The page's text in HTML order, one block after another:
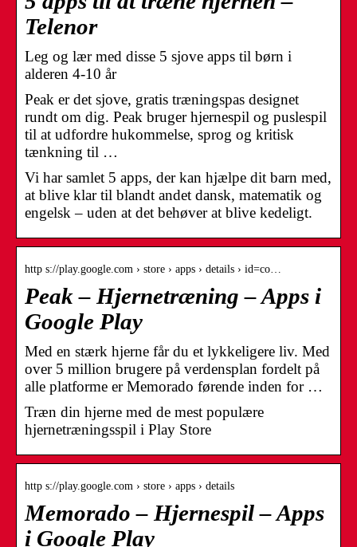
Telenor
Leg og lær med disse 5 sjove apps til børn i
alderen 4-10 år
Peak er det sjove, gratis træningspas designet
rundt om dig. Peak bruger hjernespil og puslespil
til at udfordre hukommelse, sprog og kritisk
tænkning til …
Vi har samlet 5 apps, der kan hjælpe dit barn med,
at blive klar til blandt andet dansk, matematik og
engelsk – uden at det behøver at blive kedeligt.
http s://play.google.com › store › apps › details › id=co…
Peak – Hjernetræning – Apps i
Google Play
Med en stærk hjerne får du et lykkeligere liv. Med
over 5 million brugere på verdensplan fordelt på
alle platforme er Memorado førende inden for …
Træn din hjerne med de mest populære
hjernetræningsspil i Play Store
http s://play.google.com › store › apps › details
Memorado – Hjernespil – Apps
i Google Play